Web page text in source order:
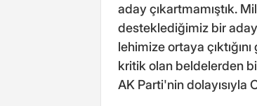
aday çıkartmamıştık.
desteklediğimiz bir
lehimize ortaya
kritik olan beldelerden
AK Parti'nin dolayısıyla